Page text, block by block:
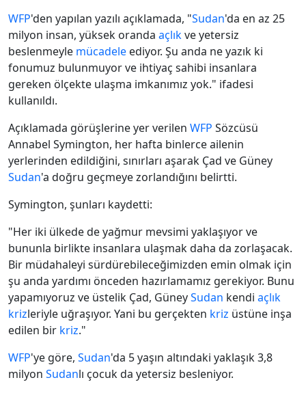
WFP'den yapılan yazılı açıklamada, "Sudan'da en az 25
milyon insan, yüksek oranda açlıkve yetersiz
beslenmeyle mücadele ediyor. Şu anda ne yazık ki
fonumuz bulunmuyor ve ihtiyaç sahibi insanlara
gereken ölçekte ulaşma imkanımız yok." ifadesi
kullanıldı.
Açıklamada görüşlerine yer verilen WFP Sözcüsü
Annabel Symington, her hafta binlerce ailenin
yerlerinden edildiğini, sınırları aşarak Çad ve Güney
Sudan'a doğru geçmeye zorlandığını belirtti.
Symington, şunları kaydetti:
"Her iki ülkede de yağmur mevsimi yaklaşıyor ve
bununla birlikte insanlara ulaşmak daha da zorlaşacak.
Bir müdahaleyi sürdürebileceğimizden emin olmak için
şu anda yardımı önceden hazırlamamız gerekiyor. Bunu
yapamıyoruz ve üstelik Çad, GüneySudan kendi açlık
krizleriyle uğraşıyor. Yani bu gerçekten kriz üstüne inşa
edilen bir kriz."
WFP'ye göre, Sudan'da 5 yaşın altındaki yaklaşık 3,8
milyon Sudanlı çocuk da yetersiz besleniyor.